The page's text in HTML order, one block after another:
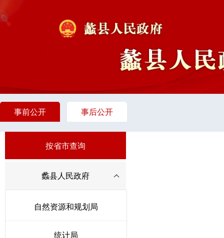
事前公开 事后公开
按省市查询
蠡县人民政府
自然资源和规划局
统计局